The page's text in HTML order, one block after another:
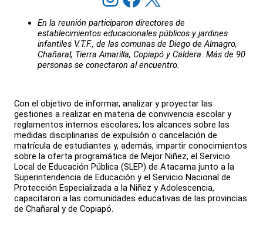
En la reunión participaron directores de
establecimientos educacionales públicos y jardines
infantiles V.T.F., de las comunas de Diego de Almagro,
Chañaral, Tierra Amarilla, Copiapó y Caldera. Más de 90
personas se conectaron al encuentro.
Con el objetivo de informar, analizar y proyectar las
gestiones a realizar en materia de convivencia escolar y
reglamentos internos escolares; los alcances sobre las
medidas disciplinarias de expulsión o cancelación de
matrícula de estudiantes y, además, impartir conocimientos
sobre la oferta programática de Mejor Niñez, el Servicio
Local de Educación Pública (SLEP) de Atacama junto a la
Superintendencia de Educación y el Servicio Nacional de
Protección Especializada a la Niñez y Adolescencia,
capacitaron a las comunidades educativas de las provincias
de Chañaral y de Copiapó.